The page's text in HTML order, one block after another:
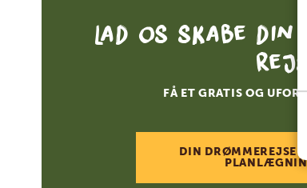
Lad os skabe
rejse
FÅ ET GRATIS OG
DIN DRØMMEREJSE